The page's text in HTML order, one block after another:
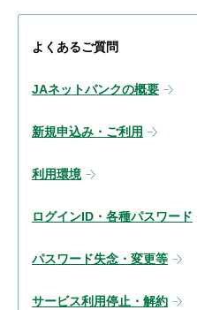
よくあるご質問
JAネットバンクの概要
新規申込み・ご利用
利用環境
ログインID・各種パスワード
パスワード失念・変更等
サービス利用停止・解約